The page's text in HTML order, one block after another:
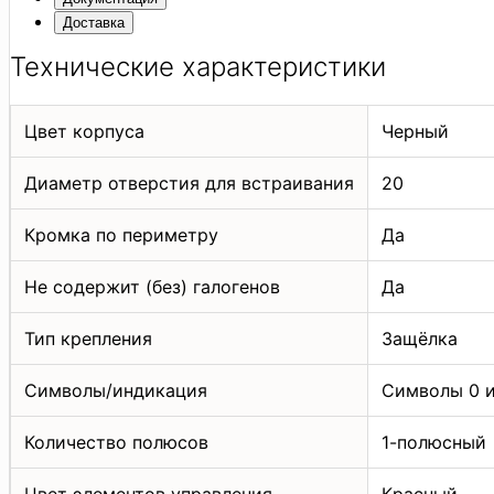
Доставка
Технические характеристики
Цвет корпуса Черный
Диаметр отверстия для встраивания 20
Кромка по периметру Да
Не содержит (без) галогенов Да
Тип крепления Защёлка
Символы/индикация Символы 0
Количество полюсов 1-полюсный